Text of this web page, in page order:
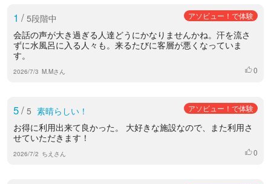
1 / 5段階中 アソビュー！で体験
会話の声が大き過ぎる人達どうにかなりませんかね。汗を流さ
ずに水風呂に入る人々も。来るたびに客層が悪くなっていま
す。
2026/7/3 M.Mさん いいね
0
5/ 5 素晴らしい！ アソビュー！で体験
お得に利用出来て良かった。 大好きな施設なので、また利用さ
せていただきます！
2026/7/2 ちえさん いいね
0